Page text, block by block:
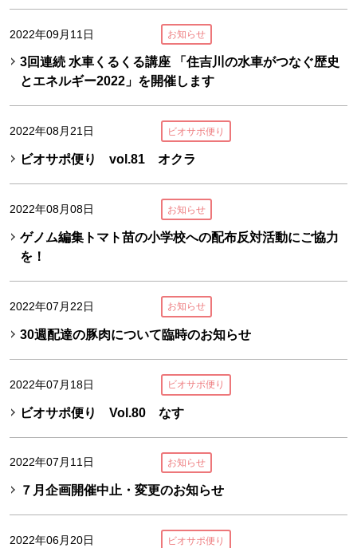
2022年09月11日 お知らせ
3回連続 水車くるくる講座 「住吉川の水車がつなぐ歴史
とエネルギー2022」を開催します
2022年08月21日 ビオサポ便り
ビオサポ便り vol.81 オクラ
2022年08月08日 お知らせ
ゲノム編集トマト苗の小学校への配布反対活動にご協力
を！
2022年07月22日 お知らせ
30週配達の豚肉について臨時のお知らせ
2022年07月18日 ビオサポ便り
ビオサポ便り Vol.80 なす
2022年07月11日 お知らせ
７月企画開催中止・変更のお知らせ
2022年06月20日 ビオサポ便り